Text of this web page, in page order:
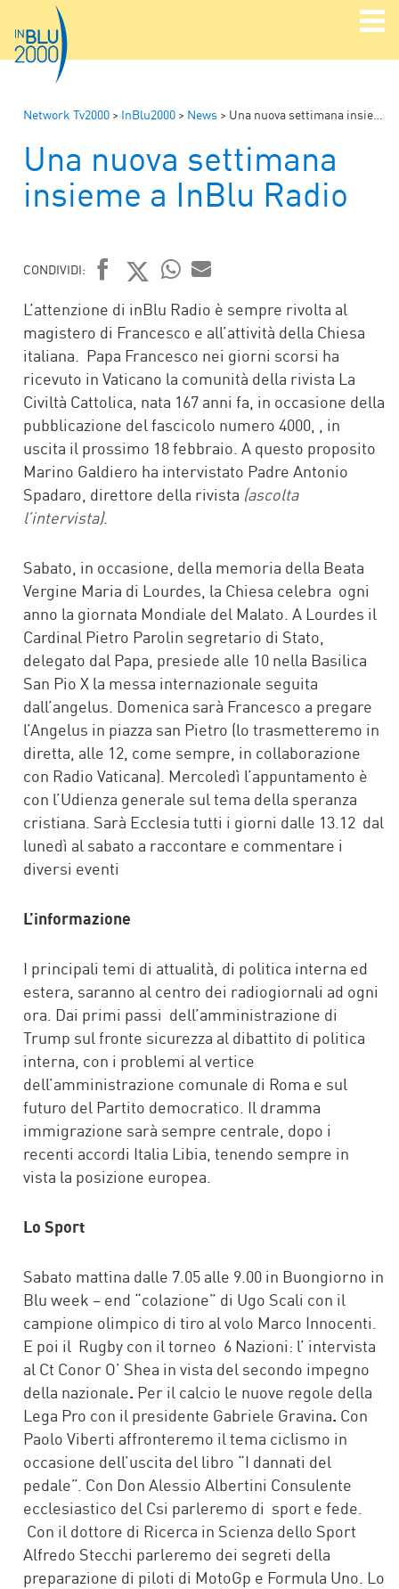
Network Tv2000 > InBlu2000 > News > Una nuova settimana insieme a InBlu Radio
Una nuova settimana
insieme a InBlu Radio
CONDIVIDI:
FACEBOOK
TWITTER
WHATSAPP
MAIL
L’attenzione di inBlu Radio è sempre rivolta al
magistero di Francesco e all’attività della Chiesa
italiana. Papa Francesco nei giorni scorsi ha
ricevuto in Vaticano la comunità della rivista La
Civiltà Cattolica, nata 167 anni fa, in occasione della
pubblicazione del fascicolo numero 4000, , in
uscita il prossimo 18 febbraio. A questo proposito
Marino Galdiero ha intervistato Padre Antonio
Spadaro, direttore della rivista (ascolta
l’intervista).
Sabato, in occasione, della memoria della Beata
Vergine Maria di Lourdes, la Chiesa celebra ogni
anno la giornata Mondiale del Malato. A Lourdes il
Cardinal Pietro Parolin segretario di Stato,
delegato dal Papa, presiede alle 10 nella Basilica
San Pio X la messa internazionale seguita
dall’angelus. Domenica sarà Francesco a pregare
l’Angelus in piazza san Pietro (lo trasmetteremo in
diretta, alle 12, come sempre, in collaborazione
con Radio Vaticana). Mercoledì l’appuntamento è
con l’Udienza generale sul tema della speranza
cristiana. Sarà Ecclesia tutti i giorni dalle 13.12 dal
lunedì al sabato a raccontare e commentare i
diversi eventi
L’informazione
I principali temi di attualità, di politica interna ed
estera, saranno al centro dei radiogiornali ad ogni
ora. Dai primi passi dell’amministrazione di
Trump sul fronte sicurezza al dibattito di politica
interna, con i problemi al vertice
dell’amministrazione comunale di Roma e sul
futuro del Partito democratico. Il dramma
immigrazione sarà sempre centrale, dopo i
recenti accordi Italia Libia, tenendo sempre in
vista la posizione europea.
Lo Sport
Sabato mattina dalle 7.05 alle 9.00 in Buongiorno in
Blu week – end “colazione” di Ugo Scali con il
campione olimpico di tiro al volo Marco Innocenti.
E poi il Rugby con il torneo 6 Nazioni: l’ intervista
al Ct Conor O’ Shea in vista del secondo impegno
della nazionale. Per il calcio le nuove regole della
Lega Pro con il presidente Gabriele Gravina. Con
Paolo Viberti affronteremo il tema ciclismo in
occasione dell’uscita del libro “I dannati del
pedale”. Con Don Alessio Albertini Consulente
ecclesiastico del Csi parleremo di sport e fede.
Con il dottore di Ricerca in Scienza dello Sport
Alfredo Stecchi parleremo dei segreti della
preparazione di piloti di MotoGp e Formula Uno. Lo